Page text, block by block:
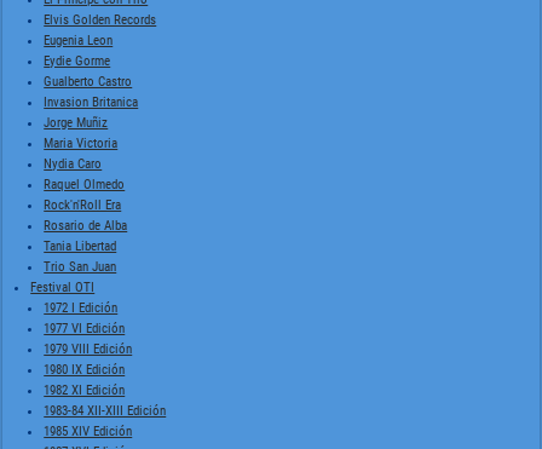
Elvis Golden Records
Eugenia Leon
Eydie Gorme
Gualberto Castro
Invasion Britanica
Jorge Muñiz
Maria Victoria
Nydia Caro
Raquel Olmedo
Rock'n'Roll Era
Rosario de Alba
Tania Libertad
Trio San Juan
Festival OTI
1972 I Edición
1977 VI Edición
1979 VIII Edición
1980 IX Edición
1982 XI Edición
1983-84 XII-XIII Edición
1985 XIV Edición